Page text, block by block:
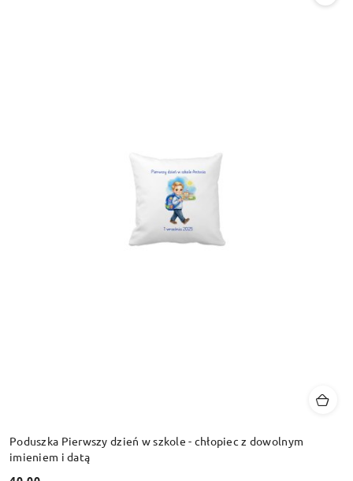
Poduszka Pierwszy dzień w szkole - chłopiec z dowolnym
imieniem i datą